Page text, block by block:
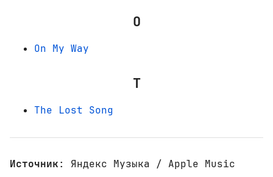
O
On My Way
T
The Lost Song
Источник: Яндекс Музыка / Apple Music